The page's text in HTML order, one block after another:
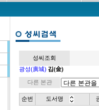
성씨조회
광성(廣城) 김(金)
다른 본관
순번 도서명